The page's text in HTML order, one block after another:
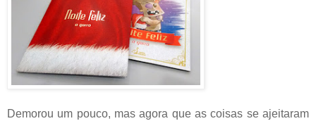
Demorou um pouco, mas agora que as coisas se ajeitaram